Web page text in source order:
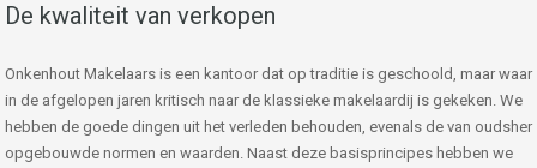
De kwaliteit van verkopen
Onkenhout Makelaars is een kantoor dat op traditie is geschoold, maar waar
in de afgelopen jaren kritisch naar de klassieke makelaardij is gekeken. We
hebben de goede dingen uit het verleden behouden, evenals de van oudsher
opgebouwde normen en waarden. Naast deze basisprincipes hebben we